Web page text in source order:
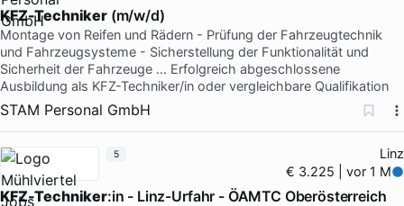
KFZ-Techniker(m/w/d)
Montage von Reifen und Rädern - Prüfung der Fahrzeugtechnik
und Fahrzeugsysteme - Sicherstellung der Funktionalität und
Sicherheit der Fahrzeuge … Erfolgreich abgeschlossene
Ausbildung als KFZ-Techniker/in oder vergleichbare Qualifikation
STAM Personal GmbH
Linz
€ 3.225 | vor 1 M
KFZ-Techniker:in - Linz-Urfahr - ÖAMTC Oberösterreich
5